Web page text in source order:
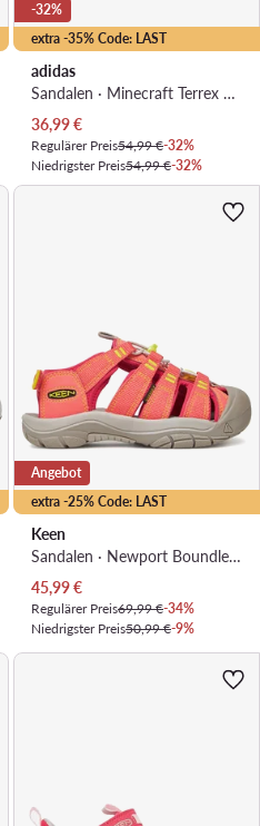
extra -35% Code: LAST
-32%
adidas
Sandalen · Minecraft Terrex Captain Toey 2.0 Sandals JR1316 · Grün
Aktueller Preis
36,99€
Regulärer Preis54,99 €-32%
Niedrigster Preis54,99 €-32%
extra -25% Code: LAST
Angebot
Keen
Sandalen · Newport Boundless 1030190 · Korallenfarben
Aktueller Preis
45,99€
Regulärer Preis69,99 €-34%
Niedrigster Preis50,99 €-9%